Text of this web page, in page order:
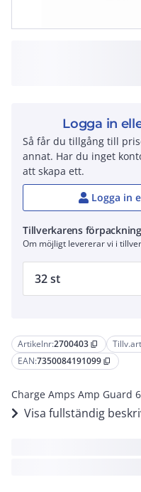
Artikelnr:2700403 content_copy
EAN:7350084191099 content_copy
Charge Amps Amp Guard
Visa fullständig
Logga in
Så får du tillgång till
annat. Har du inget
att skapa ett.
Logga in
Tillverkarens
Om möjligt levererar vi i
32 st